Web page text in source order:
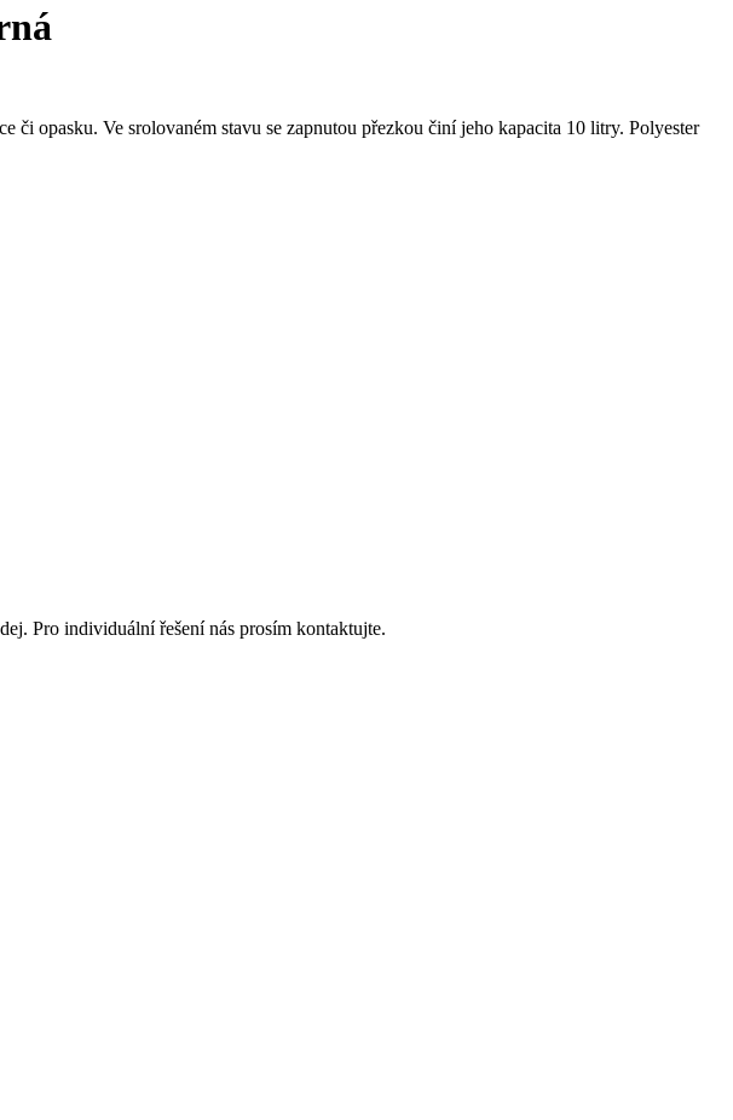
opasku. Ve srolovaném stavu se zapnutou přezkou činí jeho kapacita 10 litry. Polyester
Pro individuální řešení nás prosím kontaktujte.